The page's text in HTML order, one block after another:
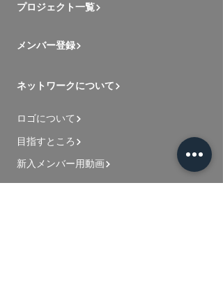
プロジェクト一覧
メンバー登録
ネットワークについて
ロゴについて
目指すところ
新入メンバー用動画